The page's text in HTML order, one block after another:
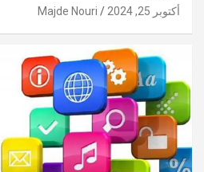
أكتوبر 25, 2024 Majde Nouri